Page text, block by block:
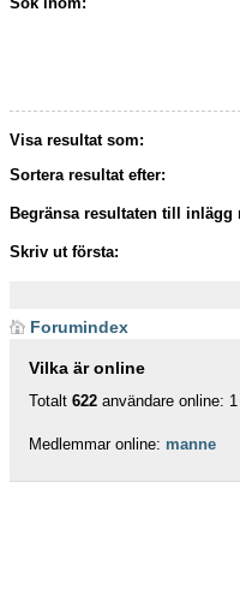
Visa resultat som:
Sortera resultat efter:
Begränsa resultaten till inlägg
Skriv ut första:
Forumindex
Vilka är online
Totalt 622 användare online:
Medlemmar online: manne